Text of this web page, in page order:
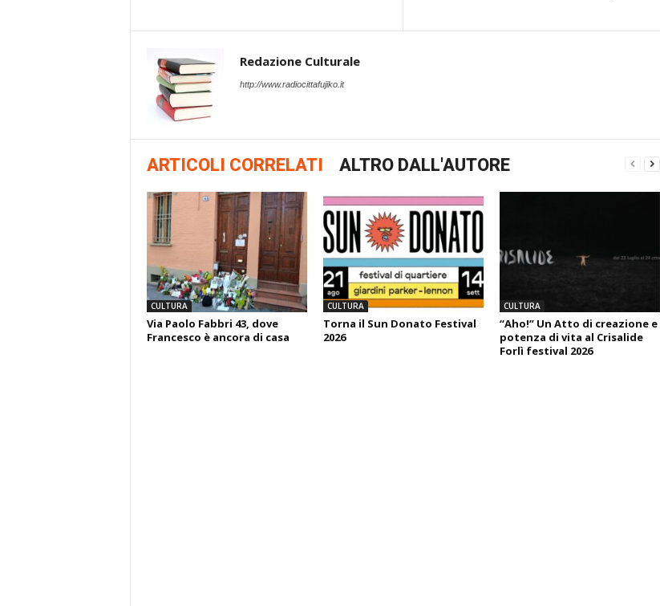
Redazione Culturale
http://www.radiocittafujiko.it
ARTICOLI CORRELATI ALTRO DALL'AUTORE
CULTURA
Via Paolo Fabbri 43, dove
Francesco è ancora di casa
CULTURA
Torna il Sun Donato Festival
2026
CULTURA
“Aho!” Un Atto di creazione e
potenza di vita al Crisalide
Forlì festival 2026